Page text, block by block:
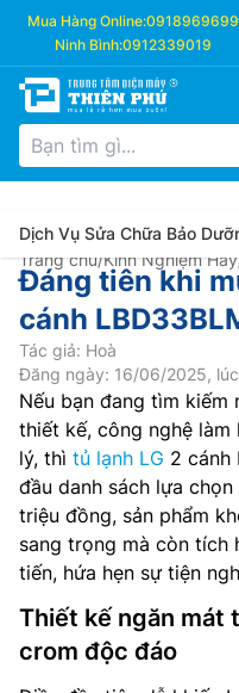
Mua Hàng Online:0918969699
Ninh Bình:0912339019
Dịch Vụ Sửa Chữa Bảo
Trang chủ/Kinh Nghiệm Hay
Đáng tiên khi
cánh
Tác giả: Hoà
Đăng ngày: 16/06/2025,
Nếu bạn đang tìm
thiết kế, công nghệ làm
lý, thì tủ lạnh LG 2 cánh
đầu danh sách lựa
triệu đồng, sản phẩm
sang trọng mà còn tích
tiến, hứa hẹn sự tiện
Thiết kế ngăn mát
crom độc đáo